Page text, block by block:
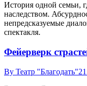
История одной семьи,
наследством.
непредсказуемые
спектакля.
Фейерверк
By Театр "Благодать"